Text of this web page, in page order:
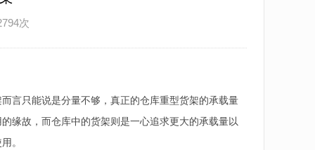
次
言只能说是分量不够，真正的仓库重型货架的承载量
缘故，而仓库中的货架则是一心追求更大的承载量以
。